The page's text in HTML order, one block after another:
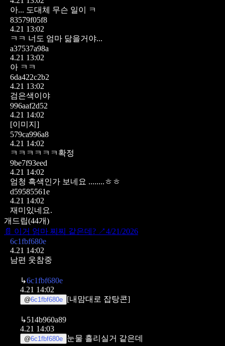
아... 도대체 무슨 일이 ㅋ
83579f05f8
4.21 13:02
ㅋㅋ 너도 엄마 닮을거야...
a37537a98a
4.21 13:02
아 ㅋㅋ
6da422c2b2
4.21 13:02
검은색이야
996aaf2d52
4.21 14:02
[이미지]
579ca996a8
4.21 14:02
ㅋㅋㅋㅋㅋㅋ확정
9be7f93eed
4.21 14:02
엄청 흑색인가 보네요 ........ㅎㅎ
d59585561e
4.21 14:02
재미있네요.
개드립(44개)
📄 이거 엄마 찌찌 같은데? ↗4/21/2026
6c1fbf680e
4.21 14:02
남편 웃참중
↳6c1fbf680e
4.21 14:02
@6c1fbf680e [내맘대로 잡탕콘]
↳514b960a89
4.21 14:03
@6c1fbf680e 눈물 흘리실거 같은데